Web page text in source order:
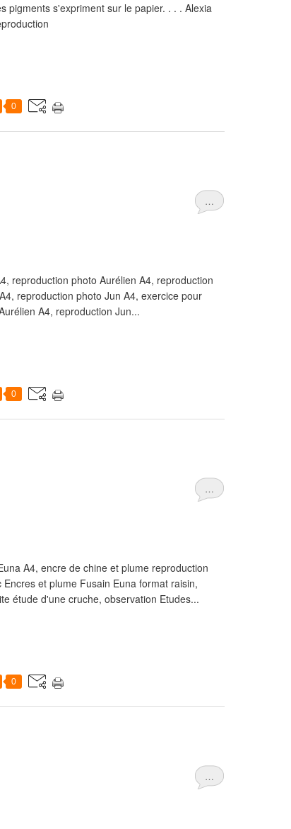
pigments s'expriment sur le papier. . . . Alexia
0
…
reproduction photo Aurélien A4, reproduction
reproduction photo Jun A4, exercice pour
A4, reproduction Jun...
0
…
A4, encre de chine et plume reproduction
et plume Fusain Euna format raisin,
étude d'une cruche, observation Etudes...
0
…